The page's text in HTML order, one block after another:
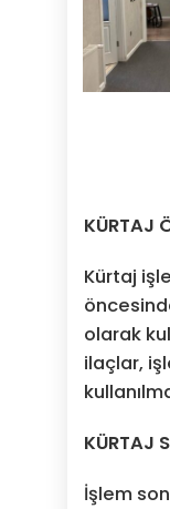
KÜRTAJ
Kürtaj
olarak
ilaçlar,
KÜRTAJ
İşlem